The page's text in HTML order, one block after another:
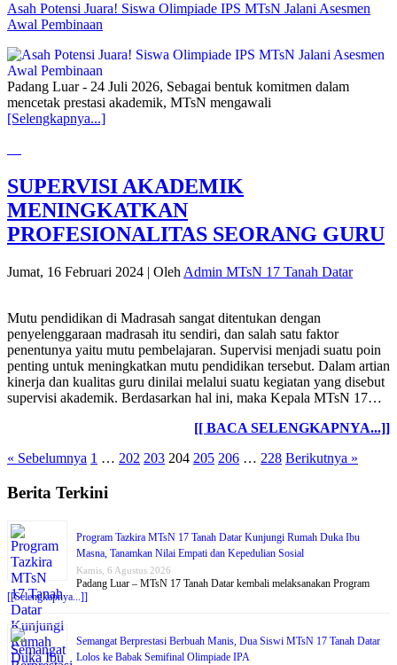
Asah Potensi Juara! Siswa Olimpiade IPS MTsN Jalani Asesmen
Awal Pembinaan
Padang Luar - 24 Juli 2026, Sebagai bentuk komitmen dalam
mencetak prestasi akademik, MTsN mengawali
[Selengkapnya...]
SUPERVISI AKADEMIK
MENINGKATKAN
PROFESIONALITAS SEORANG GURU
Jumat, 16 Februari 2024 | Oleh Admin MTsN 17 Tanah Datar
Mutu pendidikan di Madrasah sangat ditentukan dengan
penyelenggaraan madrasah itu sendiri, dan salah satu faktor
penentunya yaitu mutu pembelajaran. Supervisi menjadi suatu poin
penting untuk meningkatkan mutu pendidikan tersebut. Dalam artian
kinerja dan kualitas guru dinilai melalui suatu kegiatan yang disebut
supervisi akademik. Berdasarkan hal ini, maka Kepala MTsN 17…
[[ BACA SELENGKAPNYA...]]
« Sebelumnya 1 … 202 203 204 205 206 … 228 Berikutnya »
Berita Terkini
Program Tazkira MTsN 17 Tanah Datar Kunjungi Rumah Duka Ibu
Masna, Tanamkan Nilai Empati dan Kepedulian Sosial
Kamis, 6 Agustus 2026
Padang Luar – MTsN 17 Tanah Datar kembali melaksanakan Program
[[Selengkapnya...]]
Semangat Berprestasi Berbuah Manis, Dua Siswi MTsN 17 Tanah Datar
Lolos ke Babak Semifinal Olimpiade IPA